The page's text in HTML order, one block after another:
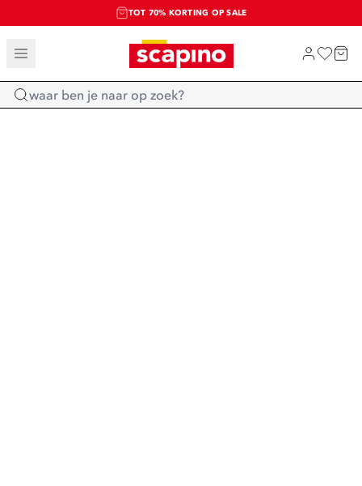
TOT 70% KORTING OP SALE
SALE: LAATSTE KANS!
SHOP NIEUW
Home